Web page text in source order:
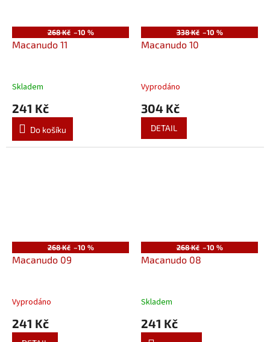
268 Kč –10 %
Macanudo 11
Skladem
241 Kč
Do košíku
338 Kč –10 %
Macanudo 10
Vyprodáno
304 Kč
DETAIL
268 Kč –10 %
Macanudo 09
Vyprodáno
241 Kč
268 Kč –10 %
Macanudo 08
Skladem
241 Kč